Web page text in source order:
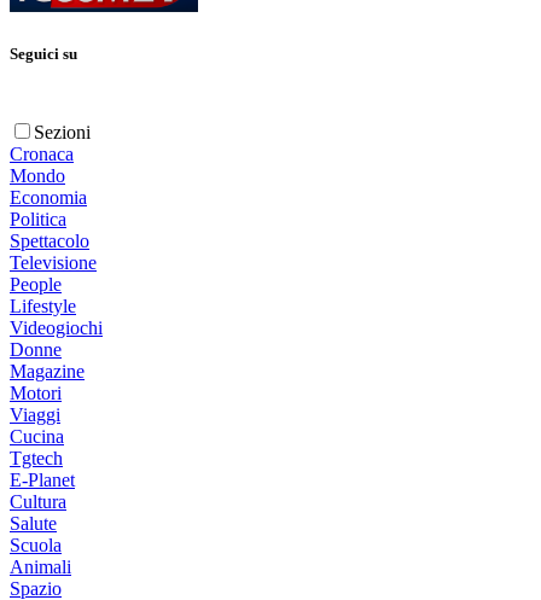
Seguici su
Sezioni
Cronaca
Mondo
Economia
Politica
Spettacolo
Televisione
People
Lifestyle
Videogiochi
Donne
Magazine
Motori
Viaggi
Cucina
Tgtech
E-Planet
Cultura
Salute
Scuola
Animali
Spazio